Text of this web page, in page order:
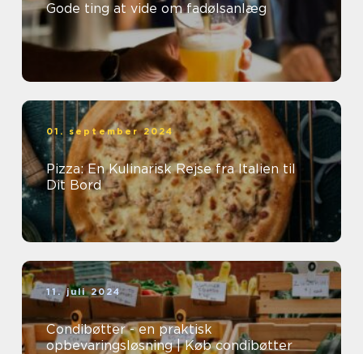
Gode ting at vide om fadølsanlæg
01. september 2024
Pizza: En Kulinarisk Rejse fra Italien til
Dit Bord
11. juli 2024
Condibøtter - en praktisk
opbevaringsløsning | Køb condibøtter